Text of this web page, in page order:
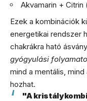
Akvamarin +
Ezek a kombinációk
energetikai rendszer
chakrákra ható
gyógyulási
mind a mentális,
hozhat.
"A